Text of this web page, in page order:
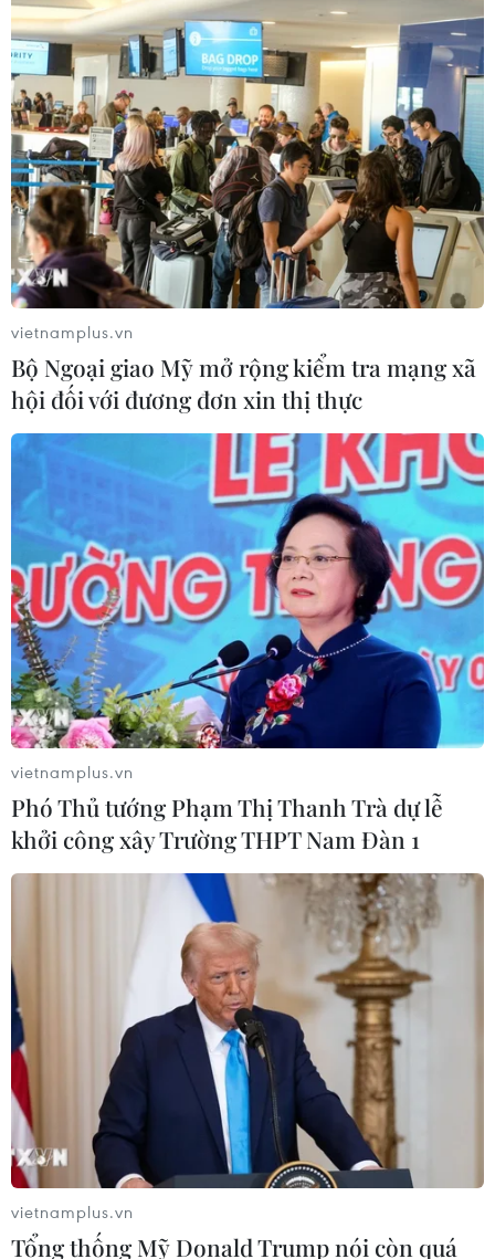
TIN CÙNG CHUYÊN MỤC
Giới thiệu Bộ sách Tuyển tập các tác
phẩm chọn lọc của Tổng Tư lệnh
Fidel Castro Ruz
05/08/2026 10:10
FAHASA mở lối đưa sách Việt
ra thế giới
vietnamplus.vn
Bộ Ngoại giao Mỹ mở rộng kiểm tra mạng xã
hội đối với đương đơn xin thị thực
vietnamplus.vn
Phó Thủ tướng Phạm Thị Thanh Trà dự lễ
khởi công xây Trường THPT Nam Đàn 1
vietnamplus.vn
Tổng thống Mỹ Donald Trump nói còn quá